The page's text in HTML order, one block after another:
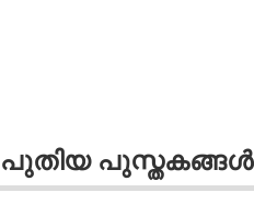
പുതിയ പുസ്തകങ്ങള്‍